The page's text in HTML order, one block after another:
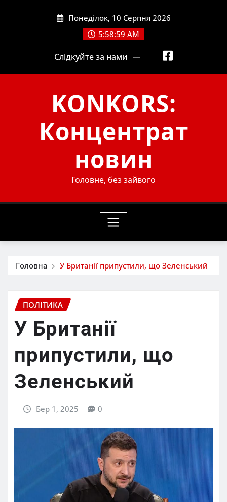
Понеділок, 10 Серпня 2026
5:59:01 AM
Слідкуйте за нами
KONKORS:
Концентрат
новин
Головне, без зайвого
Головна У Британії припустили, що Зеленський
ПОЛІТИКА
У Британії
припустили, що
Зеленський
Бер 1, 2025 0